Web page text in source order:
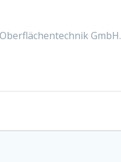
GmbH.